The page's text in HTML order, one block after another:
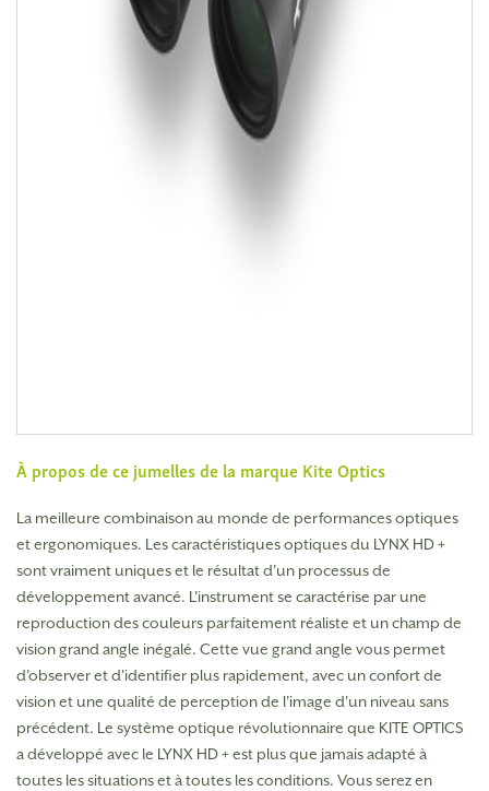
À propos de ce jumelles de la marqueKite Optics
La meilleure combinaison au monde de performances optiques
et ergonomiques. Les caractéristiques optiques du LYNX HD +
sont vraiment uniques et le résultat d'un processus de
développement avancé. L'instrument se caractérise par une
reproduction des couleurs parfaitement réaliste et un champ de
vision grand angle inégalé. Cette vue grand angle vous permet
d'observer et d'identifier plus rapidement, avec un confort de
vision et une qualité de perception de l'image d'un niveau sans
précédent. Le système optique révolutionnaire que KITE OPTICS
a développé avec le LYNX HD + est plus que jamais adapté à
toutes les situations et à toutes les conditions. Vous serez en